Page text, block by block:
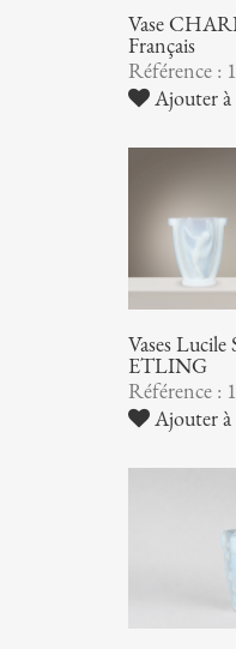
Vase
Français
Référence :
Ajouter
Vases
ETLING
Référence :
Ajouter